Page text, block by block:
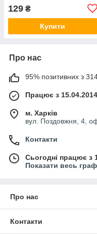
129 ₴
Купити
Про нас
95% позитивних з 314
Працює з 15.04.2014
м. Харків
вул. Поздовжня, 4,
Контакти
Сьогодні працює з
Показати весь
Про нас
Контакти